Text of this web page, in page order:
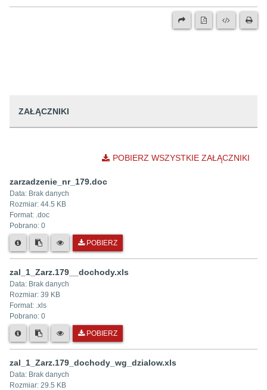
ZAŁĄCZNIKI
POBIERZ WSZYSTKIE ZAŁĄCZNIKI
zarzadzenie_nr_179.doc
Data: Brak danych
Rozmiar: 44.5 KB
Format: .doc
Pobrano: 0
POBIERZ
zal_1_Zarz.179__dochody.xls
Data: Brak danych
Rozmiar: 39 KB
Format: .xls
Pobrano: 0
POBIERZ
zal_1_Zarz.179_dochody_wg_dzialow.xls
Data: Brak danych
Rozmiar: 29.5 KB